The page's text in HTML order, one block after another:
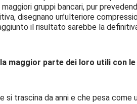
gruppi bancari, pur
disegnano un’ulteriore
il risultato sarebbe la
maggior parte dei loro utili con
si trascina da anni e che pesa come